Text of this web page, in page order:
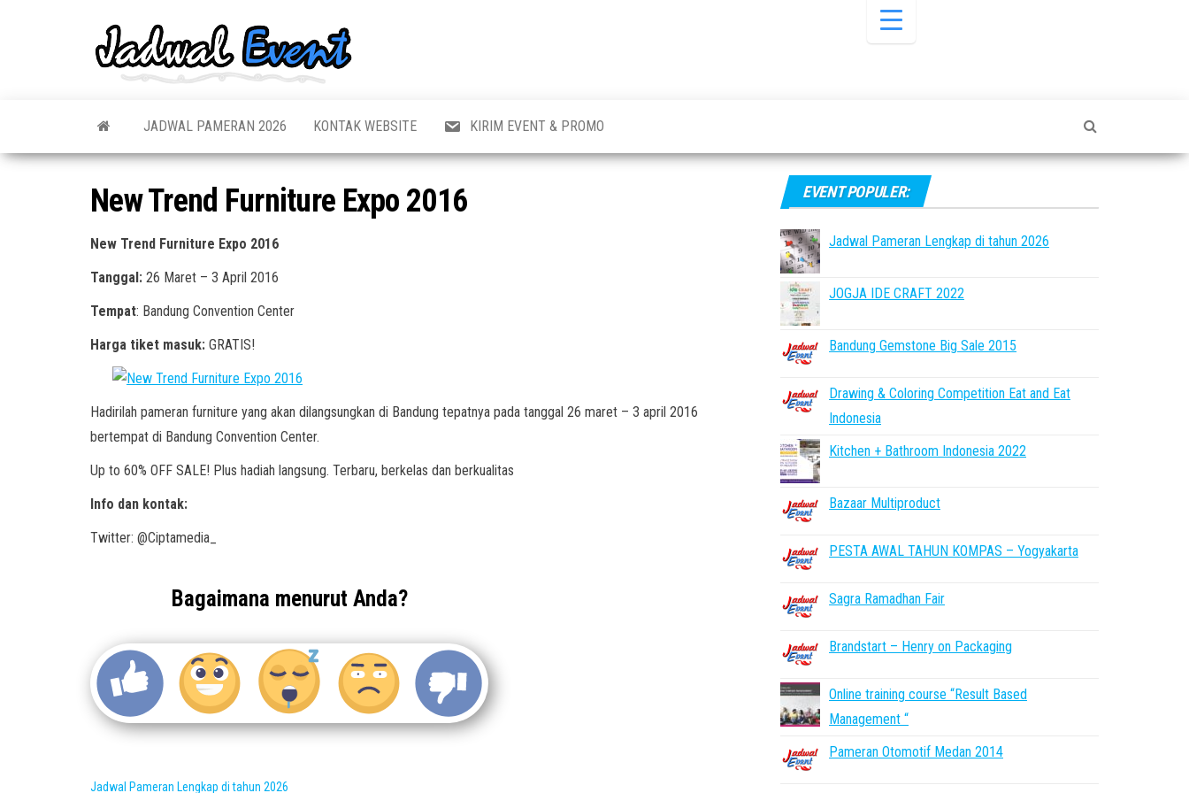
Pameran,
Acara &
Terbaru
Seminar,
Bazaar,
Job Fair,
Lomba dll.
JADWAL PAMERAN 2026 KONTAK WEBSITE KIRIM EVENT & PROMO
New Trend Furniture Expo 2016
New Trend Furniture Expo 2016
Tanggal: 26 Maret – 3 April 2016
Tempat: Bandung Convention Center
Harga tiket masuk: GRATIS!
Hadirilah pameran furniture yang akan dilangsungkan di Bandung tepatnya pada tanggal 26 maret – 3 april 2016
bertempat di Bandung Convention Center.
Up to 60% OFF SALE! Plus hadiah langsung. Terbaru, berkelas dan berkualitas
Info dan kontak:
Twitter: @Ciptamedia_
Bagaimana menurut Anda?
Jadwal Pameran Lengkap di tahun 2026
EVENT POPULER:
Jadwal Pameran Lengkap di tahun 2026
JOGJA IDE CRAFT 2022
Bandung Gemstone Big Sale 2015
Drawing & Coloring Competition Eat and Eat
Indonesia
Kitchen + Bathroom Indonesia 2022
Bazaar Multiproduct
PESTA AWAL TAHUN KOMPAS – Yogyakarta
Sagra Ramadhan Fair
Brandstart – Henry on Packaging
Online training course “Result Based
Management “
Pameran Otomotif Medan 2014